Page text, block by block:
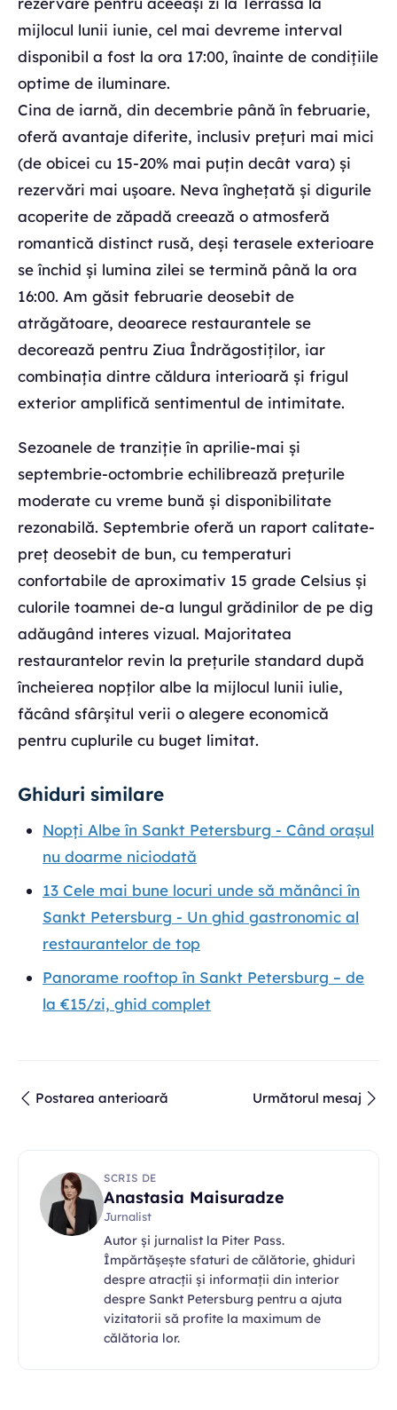
mijlocul lunii iunie, cel mai devreme interval
disponibil a fost la ora 17:00, înainte de condițiile
optime de iluminare.
Cina de iarnă, din decembrie până în februarie,
oferă avantaje diferite, inclusiv prețuri mai mici
(de obicei cu 15-20% mai puțin decât vara) și
rezervări mai ușoare. Neva înghețată și digurile
acoperite de zăpadă creează o atmosferă
romantică distinct rusă, deși terasele exterioare
se închid și lumina zilei se termină până la ora
16:00. Am găsit februarie deosebit de
atrăgătoare, deoarece restaurantele se
decorează pentru Ziua Îndrăgostiților, iar
combinația dintre căldura interioară și frigul
exterior amplifică sentimentul de intimitate.
Sezoanele de tranziție în aprilie-mai și
septembrie-octombrie echilibrează prețurile
moderate cu vreme bună și disponibilitate
rezonabilă. Septembrie oferă un raport calitate-
preț deosebit de bun, cu temperaturi
confortabile de aproximativ 15 grade Celsius și
culorile toamnei de-a lungul grădinilor de pe dig
adăugând interes vizual. Majoritatea
restaurantelor revin la prețurile standard după
încheierea nopților albe la mijlocul lunii iulie,
făcând sfârșitul verii o alegere economică
pentru cuplurile cu buget limitat.
Ghiduri similare
Nopți Albe în Sankt Petersburg - Când orașul
nu doarme niciodată
13 Cele mai bune locuri unde să mănânci în
Sankt Petersburg - Un ghid gastronomic al
restaurantelor de top
Panorame rooftop în Sankt Petersburg – de
la €15/zi, ghid complet
Postarea anterioară Următorul mesaj
SCRIS DE
Anastasia Maisuradze
Jurnalist
Autor și jurnalist la Piter Pass.
Împărtășește sfaturi de călătorie, ghiduri
despre atracții și informații din interior
despre Sankt Petersburg pentru a ajuta
vizitatorii să profite la maximum de
călătoria lor.